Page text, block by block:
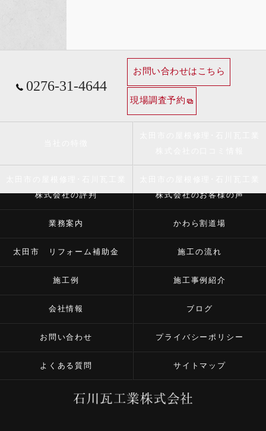
0276-31-4644
お問い合わせはこちら
現場調査予約
株式会社の評判
株式会社のお客様の声
業務案内 かわら割道場
太田市 リフォーム補助金 施工の流れ
施工例 施工事例紹介
会社情報 ブログ
お問い合わせ プライバシーポリシー
よくある質問 サイトマップ